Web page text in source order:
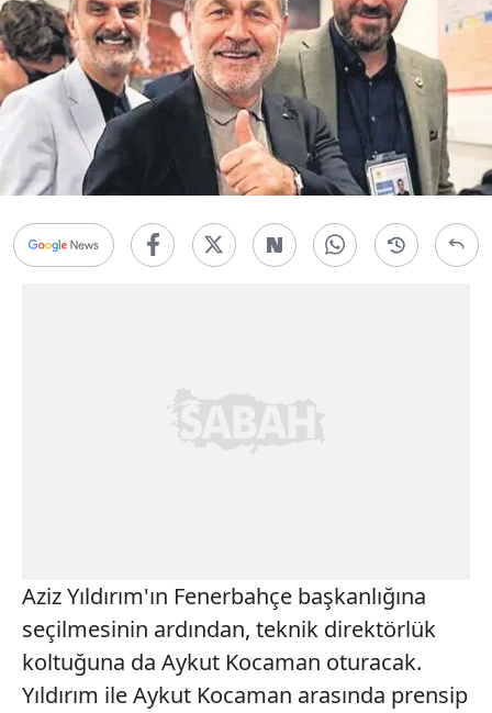
Aziz Yıldırım'ın Fenerbahçe başkanlığına
seçilmesinin ardından, teknik direktörlük
koltuğuna da Aykut Kocaman oturacak.
Yıldırım ile Aykut Kocaman arasında prensip